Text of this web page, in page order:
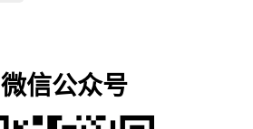
微信公众号